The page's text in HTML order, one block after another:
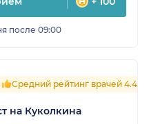
после 09:00
Средний рейтинг врачей 4.4
на Куколкина